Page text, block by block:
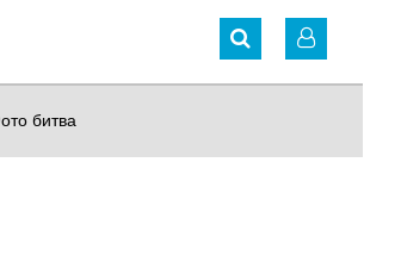
битва